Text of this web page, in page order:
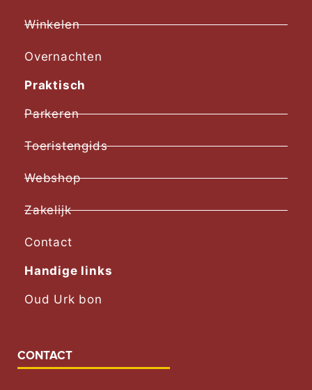
Winkelen
Overnachten
Praktisch
Parkeren
Toeristengids
Webshop
Zakelijk
Contact
Handige links
Oud Urk bon
CONTACT